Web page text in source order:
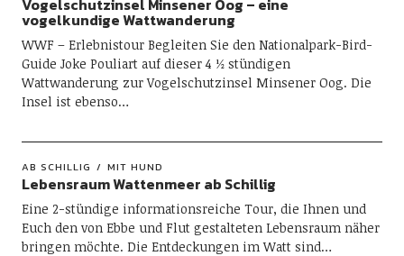
Vogelschutzinsel Minsener Oog – eine
vogelkundige Wattwanderung
WWF – Erlebnistour Begleiten Sie den Nationalpark-Bird-
Guide Joke Pouliart auf dieser 4 ½ stündigen
Wattwanderung zur Vogelschutzinsel Minsener Oog. Die
Insel ist ebenso…
AB SCHILLIG MIT HUND
Lebensraum Wattenmeer ab Schillig
Eine 2-stündige informationsreiche Tour, die Ihnen und
Euch den von Ebbe und Flut gestalteten Lebensraum näher
bringen möchte. Die Entdeckungen im Watt sind…